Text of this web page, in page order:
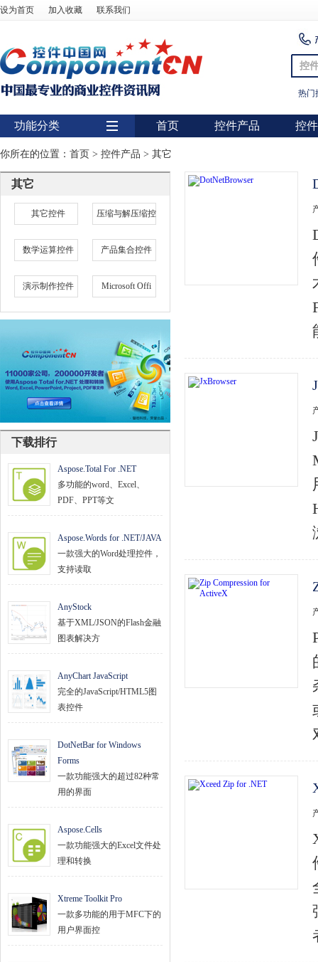
设为首页 加入收藏 联系我们
控
热门
功能分类
用户界面
图表
扫描识别
数据库
条形码
项目管理与业务逻辑
网络通讯
地理信息系统
程序安全
开发测试与优化
其它
首页 控件产品 控
你所在的位置： 首页 > 控件产品 > 其它
其它
其它控件 压缩与解压缩控
数学运算控件 产品集合控件
演示制作控件 Microsoft Offi
下载排行
Aspose.Total For .NET
多功能的word、Excel、
PDF、PPT等文
Aspose.Words for .NET/JAVA
一款强大的Word处理控件，
支持读取
AnyStock
基于XML/JSON的Flash金融
图表解决方
AnyChart JavaScript
完全的JavaScript/HTML5图
表控件
DotNetBar for Windows
Forms
一款功能强大的超过82种常
用的界面
Aspose.Cells
一款功能强大的Excel文件处
理和转换
Xtreme Toolkit Pro
一款多功能的用于MFC下的
用户界面控